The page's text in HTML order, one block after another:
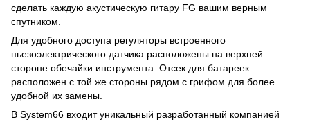
сделать каждую акустическую гитару FG вашим верным
спутником.
Для удобного доступа регуляторы встроенного
пьезоэлектрического датчика расположены на верхней
стороне обечайки инструмента. Отсек для батареек
расположен с той же стороны рядом с грифом для более
удобной их замены.
В System66 входит уникальный разработанный компанией